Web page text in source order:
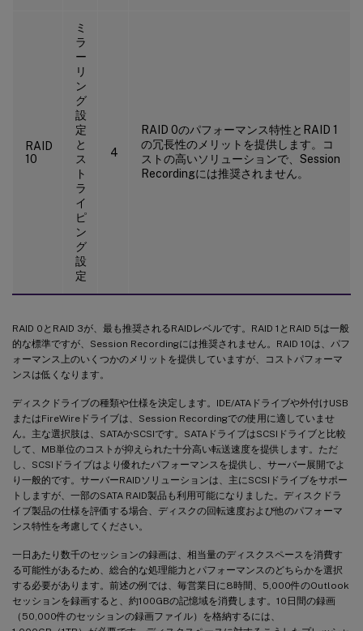
RAID
10
ミ
ラ
ー
リ
ン
グ
設
定
と
ス
ト
ラ
イ
ピ
ン
グ
設
定
4
RAID 0のパフォーマンス特性とRAID 1
の冗長性のメリットを提供します。コ
ストの高いソリューションで、Session
Recordingには推奨されません。
RAID 0とRAID 3が、最も推奨されるRAIDレベルです。RAID 1とRAID 5は一般
的な標準ですが、Session Recordingには推奨されません。RAID 10は、パフ
ォーマンス上のいくつかのメリットを提供していますが、コストパフォーマ
ンスは低くなります。
ディスクドライブの種類や仕様を決定します。IDE/ATAドライブや外付けUSB
またはFireWireドライブは、Session Recordingでの使用に適していませ
ん。主な選択肢は、SATAかSCSIです。SATAドライブはSCSIドライブと比較
して、MB単位のコストが抑えられた十分高い転送速度を提供します。ただ
し、SCSIドライブはより優れたパフォーマンスを提供し、サーバー展開でよ
り一般的です。サーバーRAIDソリューションは、主にSCSIドライブをサポー
トしますが、一部のSATA RAID製品も利用可能になりました。ディスクドラ
イブ製品の仕様を評価する場合、ディスクの回転速度および他のパフォーマ
ンス特性を考慮してください。
一日あたり数千のセッションの録画は、相当量のディスクスペースを消費す
る可能性があるため、総合的な処理能力とパフォーマンスのどちらかを選択
する必要があります。前述の例では、毎営業日に8時間、5,000件のOutlook
セッションを録画すると、約100GBの記憶域を消費します。10日間の録画
（50,000件のセッションの録画ファイル）を格納するには、